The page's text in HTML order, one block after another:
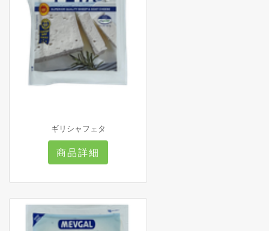
ギリシャフェタ
商品詳細